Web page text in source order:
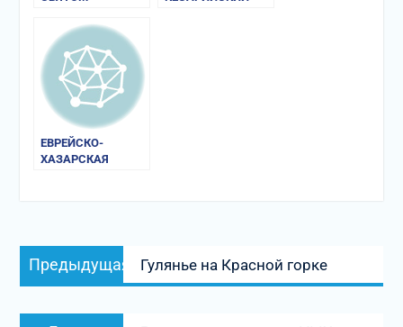
ЕВРЕЙСКО-
ХАЗАРСКАЯ
Навигация
по
Предыдущая
запись:
Гулянье на Красной горке